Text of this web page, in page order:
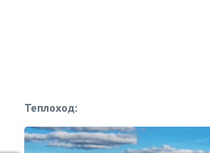
Теплоход: